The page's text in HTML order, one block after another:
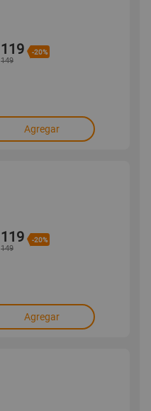
119 -20%
149
Agregar
119 -20%
149
Agregar